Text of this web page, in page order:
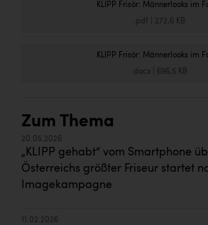
KLIPP Frisör: Männerlooks im
.pdf 272,6 KB
KLIPP Frisör: Männerlooks im
.docx| 696,5 KB
Zum Thema
20.05.2026
„KLIPP gehabt“ vom Smartphone
Österreichs größter Friseur startet
Imagekampagne
11.02.2026